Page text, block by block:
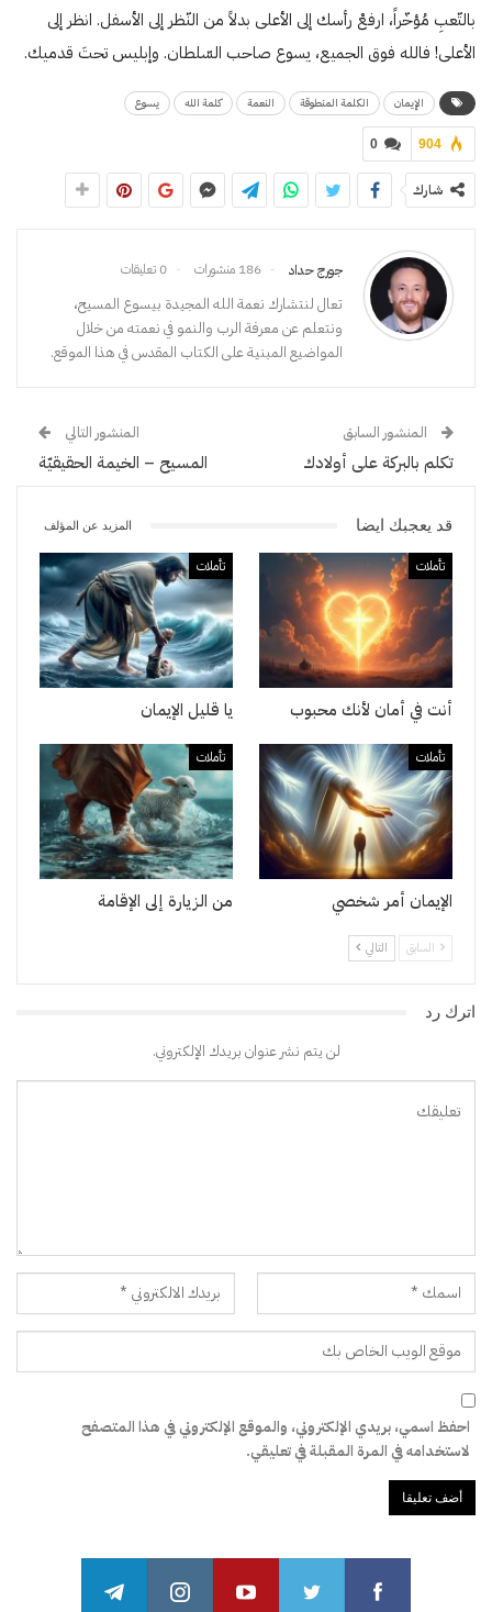
بالتّعبِ مُؤخّراً، ارفعْ رأسك إلى الأعلى بدلاً من النّظر إلى الأسفل. انظر إلى
الأعلى! فالله فوق الجميع، يسوع صاحب السّلطان. وإبليس تحتَ قدميك.
الإيمان الكلمة المنطوقة النعمة كلمة الله يسوع
0 904
شارك
جورج حداد 186 منشورات 0 تعليقات
تعال لنتشارك نعمة الله المجيدة بيسوع المسيح،
ونتعلم عن معرفة الرب والنمو في نعمته من خلال
المواضيع المبنية على الكتاب المقدس في هذا الموقع.
المنشور السابق
تكلم بالبركة على أولادك
المنشور التالي
المسيح – الخيمة الحقيقيّة
قد يعجبك ايضا المزيد عن المؤلف
تأملات
أنت في أمان لأنك محبوب
تأملات
يا قليل الإيمان
تأملات
الإيمان أمر شخصي
تأملات
من الزيارة إلى الإقامة
السابق التالي
اترك رد
لن يتم نشر عنوان بريدك الإلكتروني.
احفظ اسمي، بريدي الإلكتروني، والموقع الإلكتروني في هذا المتصفح
لاستخدامه في المرة المقبلة في تعليقي.